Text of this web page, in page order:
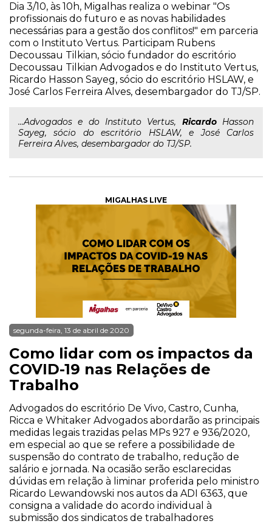
Dia 3/10, às 10h, Migalhas realiza o webinar "Os
profissionais do futuro e as novas habilidades
necessárias para a gestão dos conflitos!" em parceria
com o Instituto Vertus. Participam Rubens
Decoussau Tilkian, sócio fundador do escritório
Decoussau Tilkian Advogados e do Instituto Vertus,
Ricardo Hasson Sayeg, sócio do escritório HSLAW, e
José Carlos Ferreira Alves, desembargador do TJ/SP.
...Advogados e do Instituto Vertus, RicardoHasson
Sayeg, sócio do escritório HSLAW, e José Carlos
Ferreira Alves, desembargador do TJ/SP.
MIGALHAS LIVE
segunda-feira, 13 de abril de 2020
Como lidar com os impactos da
COVID-19 nas Relações de
Trabalho
Advogados do escritório De Vivo, Castro, Cunha,
Ricca e Whitaker Advogados abordarão as principais
medidas legais trazidas pelas MPs 927 e 936/2020,
em especial ao que se refere a possibilidade de
suspensão do contrato de trabalho, redução de
salário e jornada. Na ocasião serão esclarecidas
dúvidas em relação à liminar proferida pelo ministro
Ricardo Lewandowski nos autos da ADI 6363, que
consigna a validade do acordo individual à
submissão dos sindicatos de trabalhadores